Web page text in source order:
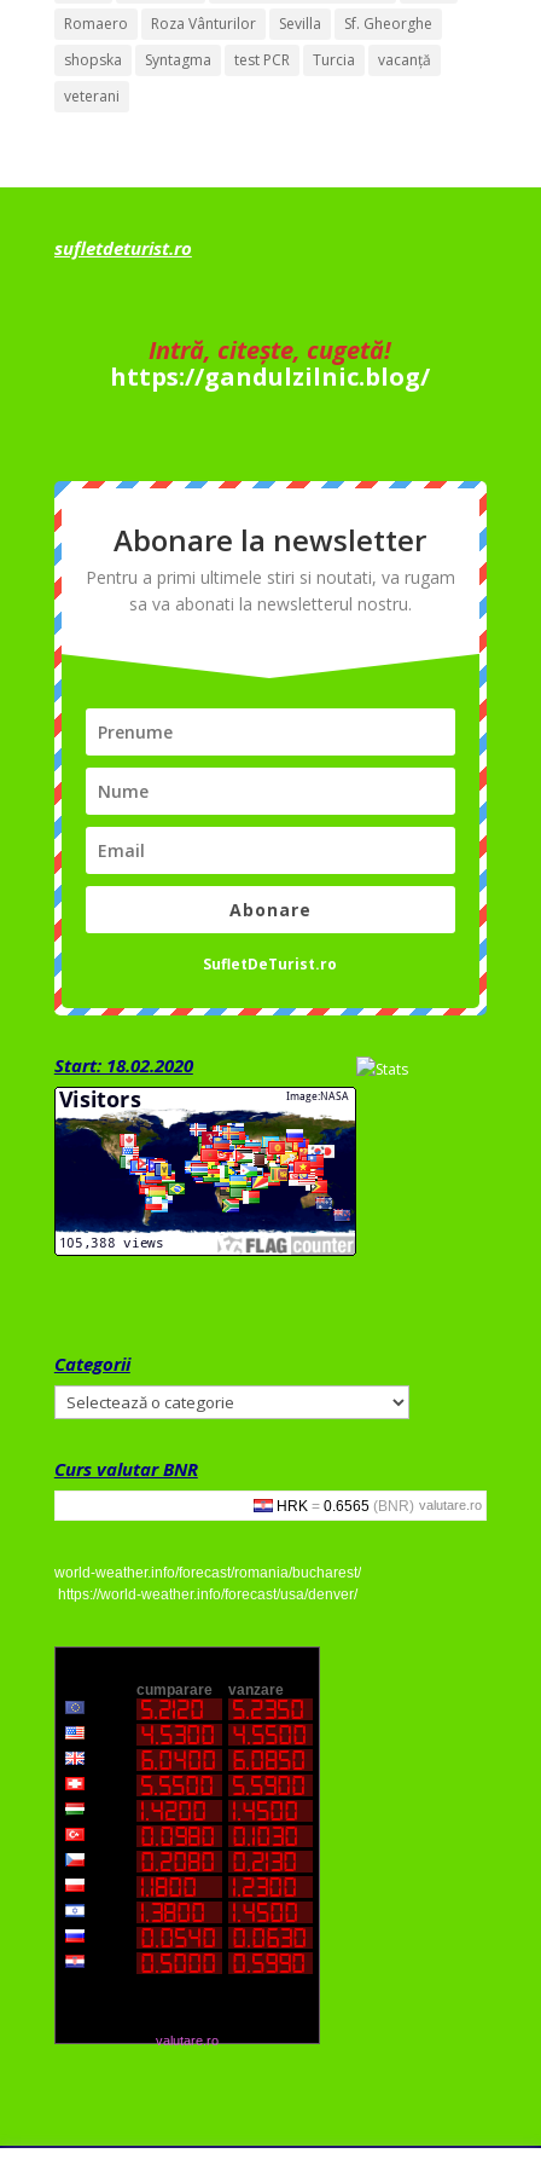
Romaero
Roza Vânturilor Sevilla
Sf. Gheorghe
shopska
Syntagma test PCR Turcia
vacanță
veterani
sufletdeturist.ro
Intră, citește, cugetă!
https://gandulzilnic.blog/
Abonare la newsletter
Pentru a primi ultimele stiri si noutati, va rugam
sa va abonati la newsletterul nostru.
Abonare
SufletDeTurist.ro
Start: 18.02.2020
Categorii
Categorii
Curs valutar BNR
valutare.ro
world-weather.info/forecast/romania/bucharest/
https://world-weather.info/forecast/usa/denver/
valutare.ro